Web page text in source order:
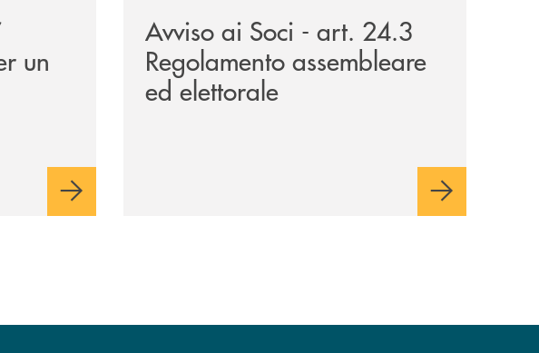
un
Avviso ai Soci - art. 24.3
Regolamento assembleare
ed elettorale